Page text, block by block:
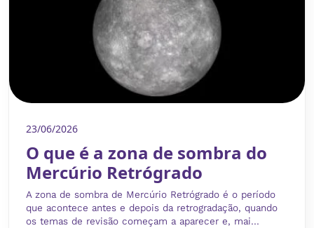
23/06/2026
O que é a zona de sombra do
Mercúrio Retrógrado
A zona de sombra de Mercúrio Retrógrado é o período
que acontece antes e depois da retrogradação, quando
os temas de revisão começam a aparecer e, mai...